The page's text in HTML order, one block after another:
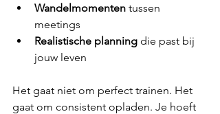
Wandelmomenten tussen
meetings
Realistische planning die past bij
jouw leven
Het gaat niet om perfect trainen. Het
gaat om consistent opladen. Je hoeft